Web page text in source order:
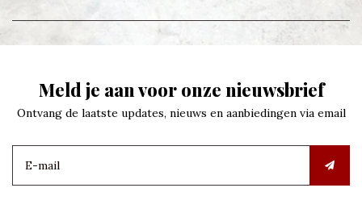
Meld je aan voor onze nieuwsbrief
Ontvang de laatste updates, nieuws en aanbiedingen via email